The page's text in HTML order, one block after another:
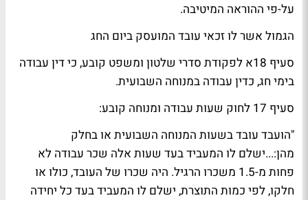
על-פי ההוראה המיטיבה.
הגמול אשר לו זכאי עובד המועסק ביום החג
סעיף 18א לפקודת סדרי שלטון ומשפט קובע, כי דין עבודה
בימי חג, כדין עבודה במנוחה השבועית.
סעיף 17 לחוק שעות עבודה ומנוחה קובע:
"הועבד עובד בשעות המנוחה השבועית או בחלק
מהן:...ישלם לו המעביד בעד שעות אלה שכר עבודה לא
פחות מ-1.5 משכרו הרגיל. היה שכרו של העובד, כולו או
חלקו, לפי כמות התוצרת, ישלם לו המעביד בעד כל יחידה